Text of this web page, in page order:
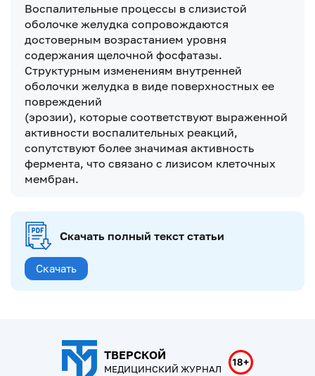
Воспалительные процессы в слизистой
оболочке желудка сопровождаются
достоверным возрастанием уровня
содержания щелочной фосфатазы.
Структурным изменениям внутренней
оболочки желудка в виде поверхностных ее
повреждений
(эрозии), которые соответствуют выраженной
активности воспалительных реакций,
сопутствуют более значимая активность
фермента, что связано с лизисом клеточных
мембран.
Скачать полный текст статьи
Скачать
ТВЕРСКОЙ
МЕДИЦИНСКИЙ ЖУРНАЛ